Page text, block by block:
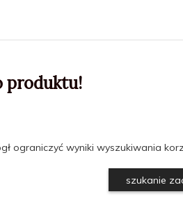
produktu!
ograniczyć wyniki wyszukiwania
szukanie